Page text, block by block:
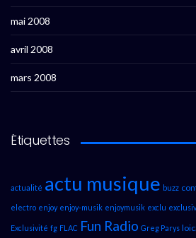
mai 2008
avril 2008
mars 2008
Étiquettes
actualité actu musique buzz
electro enjoy enjoy-musik enjoymusik exclu
Exclusivité fg FLAC Fun Radio Greg Parys